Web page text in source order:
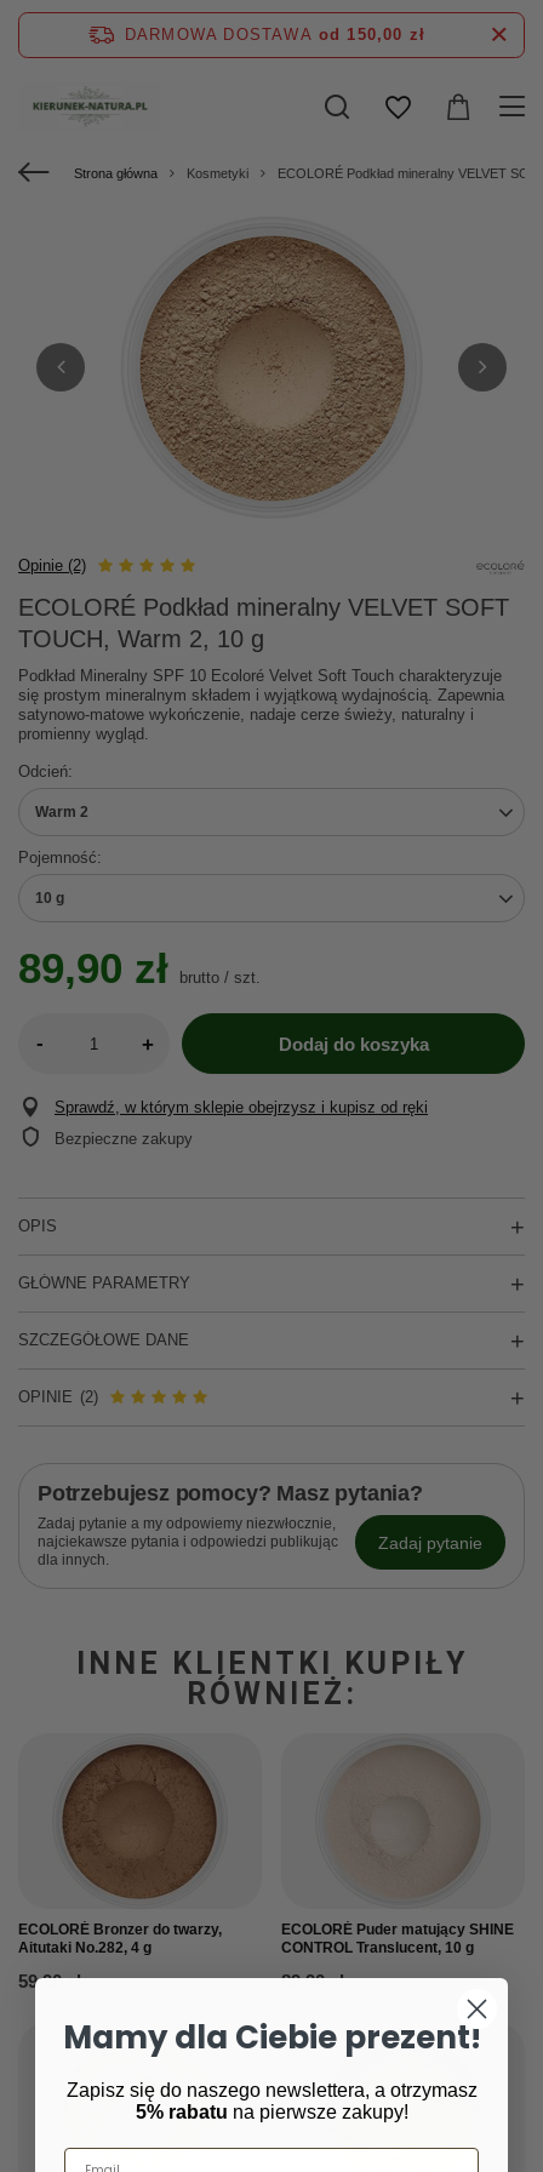
DARMOWA DOSTAWA od 150,00 zł
Strona główna Kosmetyki ECOLORÉ Podkład mineralny VELVET
Opinie (2)
ECOLORÉ Podkład mineralny VELVET SOFT
TOUCH, Warm 2, 10 g
Podkład Mineralny SPF 10 Ecoloré Velvet Soft Touch charakteryzuje
się prostym mineralnym składem i wyjątkową wydajnością. Zapewnia
satynowo-matowe wykończenie, nadaje cerze świeży, naturalny i
promienny wygląd.
Odcień
Warm 2
Pojemność
10 g
89,90 zł brutto / szt.
- + Dodaj do koszyka
Sprawdź, w którym sklepie obejrzysz i kupisz od ręki
Bezpieczne zakupy
OPIS
GŁÓWNE PARAMETRY
SZCZEGÓŁOWE DANE
OPINIE (2)
Potrzebujesz pomocy? Masz pytania?
Zadaj pytanie a my odpowiemy niezwłocznie,
najciekawsze pytania i odpowiedzi publikując
dla innych.
Zadaj pytanie
INNE KLIENTKI KUPIŁY
RÓWNIEŻ:
ECOLORÉ Bronzer do twarzy,
Aitutaki No.282, 4 g
59,90 zł / szt.
ECOLORÉ Puder matujący SHINE
CONTROL Translucent, 10 g
89,90 zł / szt.
Mamy dla Ciebie prezent!
Zapisz się do naszego newslettera, a otrzymasz
5% rabatu na pierwsze zakupy!
Email